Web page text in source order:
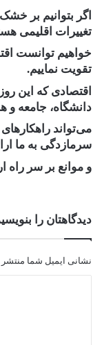
اگر بتوانیم بر
تغییرات اقلیمی
خواهیم توانست
تقویت نماییم.
اقتصادی که این
دانشگاه، جامعه و
می‌تواند
سرمازدگی به ما
و موانع بر سر راه
دیدگاهتان را
نشانی ایمیل شما